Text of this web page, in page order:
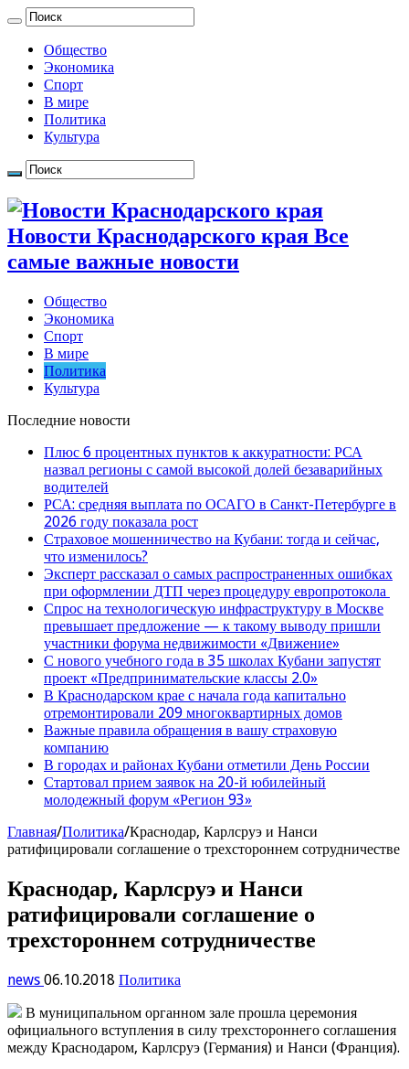
Общество
Экономика
Спорт
В мире
Политика
Культура
Новости Краснодарского края Все
самые важные новости
Общество
Экономика
Спорт
В мире
Политика
Культура
Последние новости
Плюс 6 процентных пунктов к аккуратности: РСА
назвал регионы с самой высокой долей безаварийных
водителей
РСА: средняя выплата по ОСАГО в Санкт-Петербурге в
2026 году показала рост
Страховое мошенничество на Кубани: тогда и сейчас,
что изменилось?
Эксперт рассказал о самых распространенных ошибках
при оформлении ДТП через процедуру европротокола
Спрос на технологическую инфраструктуру в Москве
превышает предложение — к такому выводу пришли
участники форума недвижимости «Движение»
С нового учебного года в 35 школах Кубани запустят
проект «Предпринимательские классы 2.0»
В Краснодарском крае с начала года капитально
отремонтировали 209 многоквартирных домов
Важные правила обращения в вашу страховую
компанию
В городах и районах Кубани отметили День России
Стартовал прием заявок на 20-й юбилейный
молодежный форум «Регион 93»
Главная/Политика/Краснодар, Карлсруэ и Нанси
ратифицировали соглашение о трехстороннем сотрудничестве
Краснодар, Карлсруэ и Нанси
ратифицировали соглашение о
трехстороннем сотрудничестве
news 06.10.2018 Политика
В муниципальном органном зале прошла церемония
официального вступления в силу трехстороннего соглашения
между Краснодаром, Карлсруэ (Германия) и Нанси (Франция).